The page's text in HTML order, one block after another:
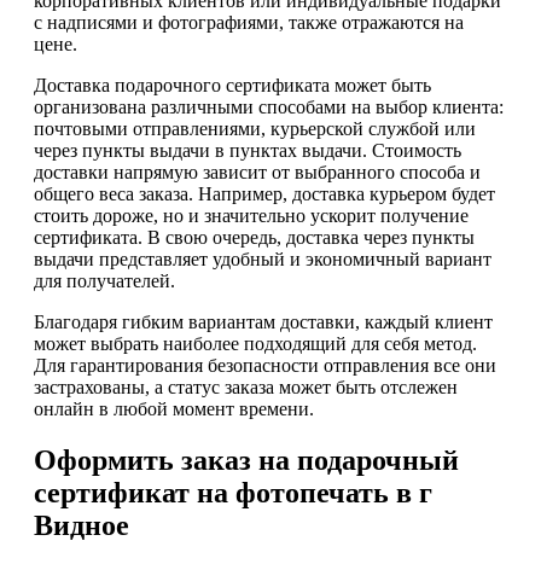
с надписями и фотографиями, также отражаются на
цене.
Доставка подарочного сертификата может быть
организована различными способами на выбор клиента:
почтовыми отправлениями, курьерской службой или
через пункты выдачи в пунктах выдачи. Стоимость
доставки напрямую зависит от выбранного способа и
общего веса заказа. Например, доставка курьером будет
стоить дороже, но и значительно ускорит получение
сертификата. В свою очередь, доставка через пункты
выдачи представляет удобный и экономичный вариант
для получателей.
Благодаря гибким вариантам доставки, каждый клиент
может выбрать наиболее подходящий для себя метод.
Для гарантирования безопасности отправления все они
застрахованы, а статус заказа может быть отслежен
онлайн в любой момент времени.
Оформить заказ на подарочный
сертификат на фотопечать в г
Видное